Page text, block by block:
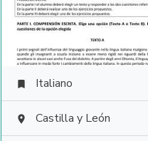
 Italiano
 Castilla y León